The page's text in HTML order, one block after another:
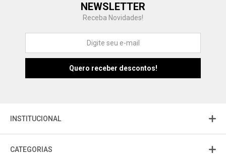
NEWSLETTER
Receba Novidades!
INSTITUCIONAL
CATEGORIAS
Fu Fujisom